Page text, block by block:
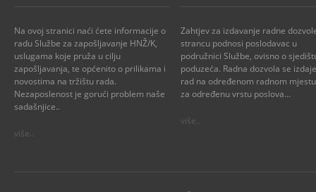
Na ovoj stranici naći ćete informacije o
radu Službe za zapošljavanje HNŽ/K,
uslugama koje pruža u cilju
zapošljavanja, te općenito o prilikama i
novostima na tržištu rada.
Nezaposlenost je gorući problem naše
sadašnjice..
više..
Zahtjev za izdavanje radne
strancu podnosi poslodavac u
podružnici Službe, ovisno o
poduzeća. Radna dozvola se
rad na određenom radnom
za određenu vrstu poslova...
više..